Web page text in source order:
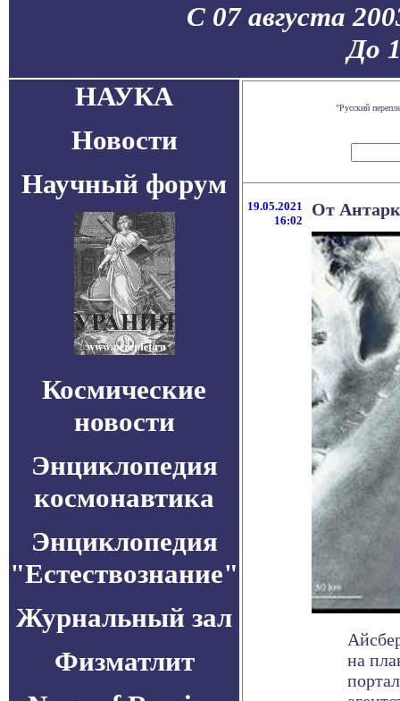
С 07 августа
До
НАУКА
Новости
Научный форум
Космические
новости
Энциклопедия
космонавтика
Энциклопедия
"Естествознание"
Журнальный зал
Физматлит
"Русский
19.05.2021
16:02
От
на